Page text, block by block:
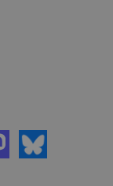
Bluesky